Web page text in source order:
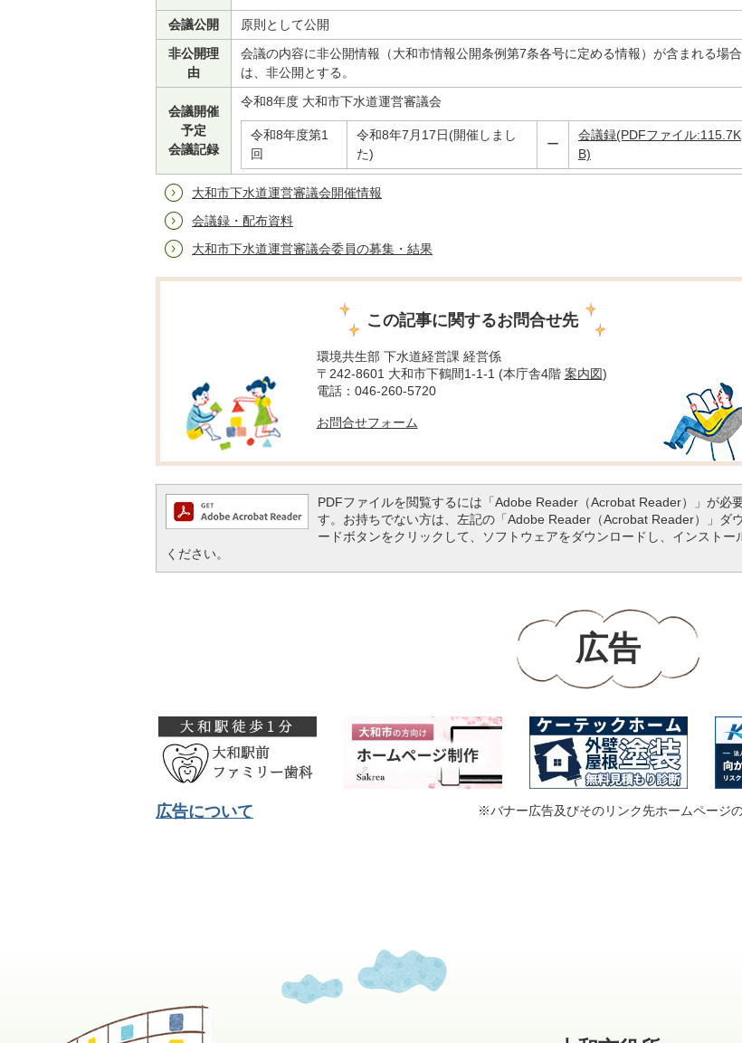
会議公開
原則として公開
非公開理
由
会議の内容に非公開情報（大和市情報公開条例第7条各号に定める情報）が含まれる場合
は、非公開とする。
会議開催
予定
会議記録
令和8年度 大和市下水道運営審議会
令和8年度第1
回
令和8年7月17日(開催しまし
た)
ー
会議録(PDFファイル:115.7K
B)
大和市下水道運営審議会開催情報
会議録・配布資料
大和市下水道運営審議会委員の募集・結果
この記事に関するお問合せ先
環境共生部 下水道経営課 経営係
〒242-8601 大和市下鶴間1-1-1 (本庁舎4階 案内図)
電話：046-260-5720
お問合せフォーム
PDFファイルを閲覧するには「Adobe Reader（Acrobat Reader）」が必
す。お持ちでない方は、左記の「Adobe Reader（Acrobat Reader）」ダ
ードボタンをクリックして、ソフトウェアをダウンロードし、インストー
ください。
広告
広告について ※バナー広告及びそのリンク先ホームページ